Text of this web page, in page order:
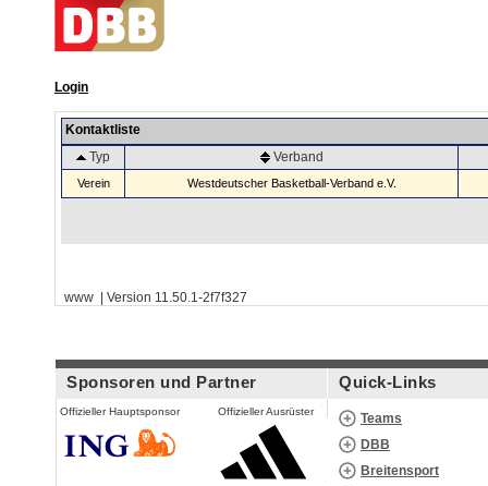
Login
Kontaktliste
Typ
Verband
Verein Westdeutscher Basketball-Verband e.V.
www | Version 11.50.1-2f7f327
Sponsoren und Partner
Offizieller Hauptsponsor Offizieller Ausrüster
Quick-Links
Teams
DBB
Breitensport